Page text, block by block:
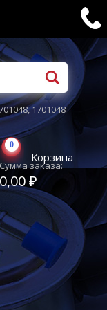
,1701048
0
Корзина
Сумма заказа:
0,00 ₽